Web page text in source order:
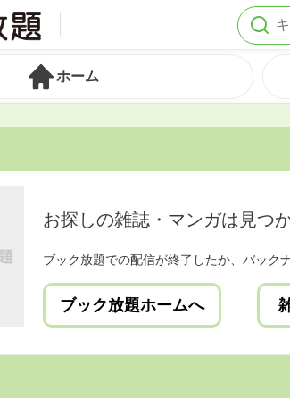
ホーム
お探しの雑誌・マンガは見つ
ブック放題での配信が終了したか、バック
ブック放題ホームへ